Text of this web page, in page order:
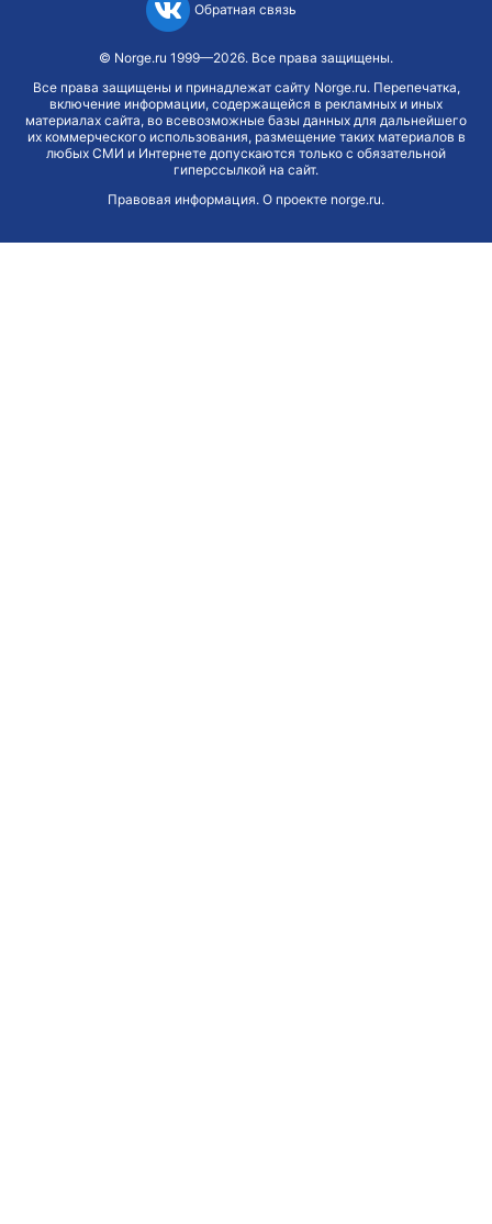
Обратная связь
© Norge.ru 1999—2026. Все права защищены.
Все права защищены и принадлежат сайту Norge.ru. Перепечатка,
включение информации, содержащейся в рекламных и иных
материалах сайта, во всевозможные базы данных для дальнейшего
их коммерческого использования, размещение таких материалов в
любых СМИ и Интернете допускаются только с обязательной
гиперссылкой на сайт.
Правовая информация. О проекте norge.ru.